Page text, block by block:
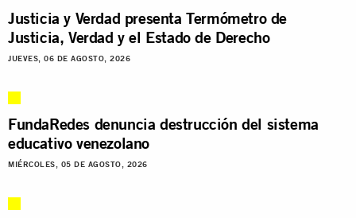
Justicia y Verdad presenta Termómetro de
Justicia, Verdad y el Estado de Derecho
JUEVES, 06 DE AGOSTO, 2026
FundaRedes denuncia destrucción del sistema
educativo venezolano
MIÉRCOLES, 05 DE AGOSTO, 2026